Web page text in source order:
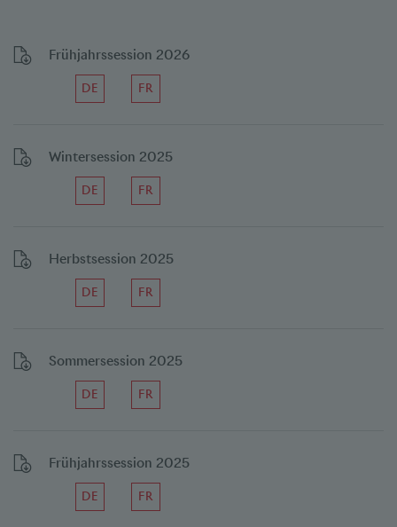
Frühjahrssession 2026
DE FR
Wintersession 2025
DE FR
Herbstsession 2025
DE FR
Sommersession 2025
DE FR
Frühjahrssession 2025
DE FR